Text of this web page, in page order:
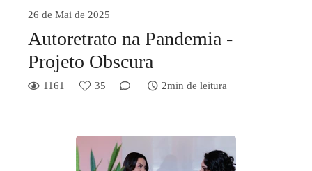
26 de Mai de 2025
Autoretrato na Pandemia -
Projeto Obscura
1161 35 2min de leitura